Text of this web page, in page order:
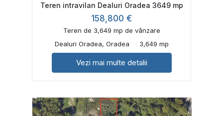
Teren intravilan Dealuri Oradea 3649 mp
158,800 €
Teren de 3,649 mp de vânzare
Dealuri Oradea, Oradea
3,649 mp
Vezi mai multe detalii